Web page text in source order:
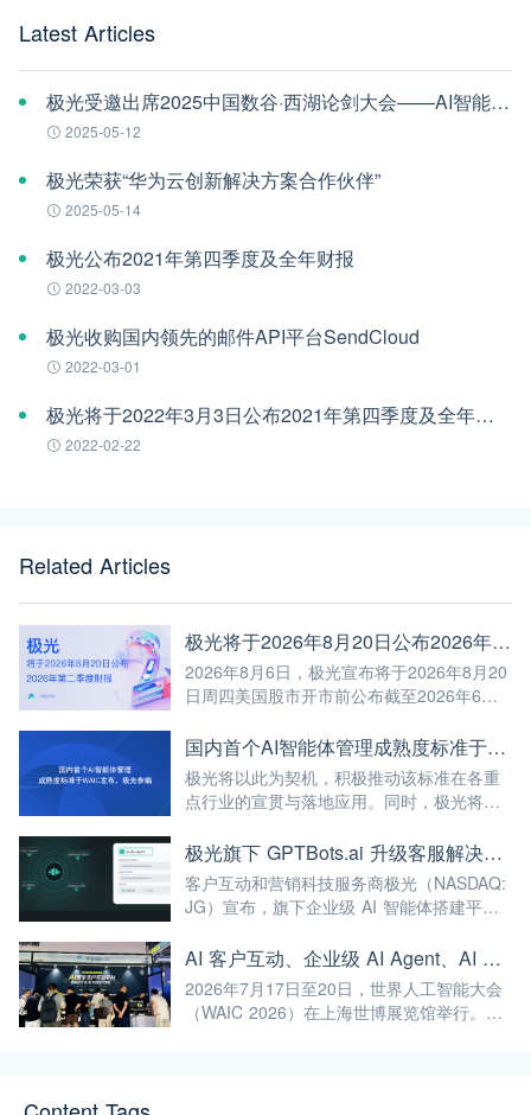
Latest Articles
极光受邀出席2025中国数谷·西湖论剑大会——AI智能体应用与安全治理论坛
2025-05-12
极光荣获“华为云创新解决方案合作伙伴”
2025-05-14
极光公布2021年第四季度及全年财报
2022-03-03
极光收购国内领先的邮件API平台SendCloud
2022-03-01
极光将于2022年3月3日公布2021年第四季度及全年财报
2022-02-22
Related Articles
极光将于2026年8月20日公布2026年第二季度财报
2026年8月6日，极光宣布将于2026年8月20
日周四美国股市开市前公布截至2026年6月
国内首个AI智能体管理成熟度标准于WAIC发布，极光参编
极光将以此为契机，积极推动该标准在各重
点行业的宣贯与落地应用。同时，极光将继
融入自身的产品与服务中，赋能更多企业实
现智能化转型，为我国人工智能产业规模
化、高端化发展注入强劲动能！
极光旗下 GPTBots.ai 升级客服解决方案：Audio Agent 打通企业通信线路，LINE 客服插件 2.0 同步上线
客户互动和营销科技服务商极光（NASDAQ:
JG）宣布，旗下企业级 AI 智能体搭建平台
Agent 正式支持通过 SIP 协议与 Twilio 对接
企业通信系统；LINE 客服插件 2.0 完成界面
重构并新增通知功能。
AI 客户互动、企业级 AI Agent、AI 内容生成集中亮相！极光旗下EngageLab WAIC 2026 现场回顾
2026年7月17日至20日，世界人工智能大会
（WAIC 2026）在上海世博展览馆举行。极